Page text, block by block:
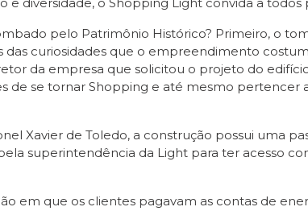
pelo Patrimônio Histórico? Primeiro, o
curiosidades que o empreendimento
da empresa que solicitou o projeto do
de se tornar Shopping e até mesmo pertencer
Xavier de Toledo, a construção possui uma
superintendência da Light para ter acesso
em que os clientes pagavam as contas de